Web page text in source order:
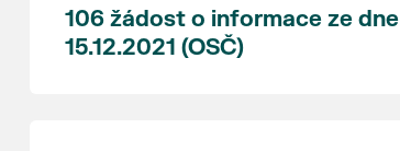
106 žádost o informace ze dne
15.12.2021 (OSČ)